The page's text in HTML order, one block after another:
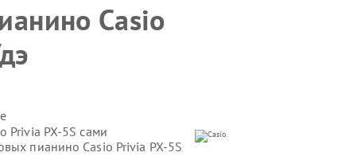
Casio
Privia PX-5S сами
пианино Casio Privia PX-5S